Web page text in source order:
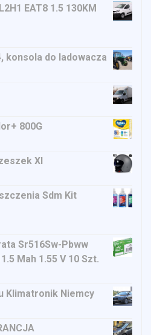
EAT8 1.5 130KM
konsola do ladowacza
800G
Xl
Sdm Kit
Sr516Sw-Pbww
Mah 1.55 V 10 Szt.
Klimatronik Niemcy